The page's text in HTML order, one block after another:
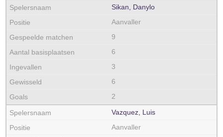
Sikan, Danylo
Aanvaller
9
6
3
6
2
Vazquez, Luis
Aanvaller